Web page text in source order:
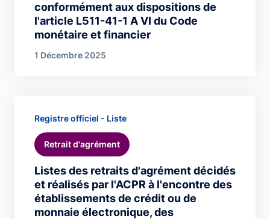
conformément aux dispositions de
l'article L511-41-1 A VI du Code
monétaire et financier
1 Décembre 2025
Listes des retraits d'agrément décidés
et réalisés par l'ACPR à l'encontre des
établissements de crédit ou de
monnaie électronique, des
Registre officiel - Liste
Retrait d'agrément